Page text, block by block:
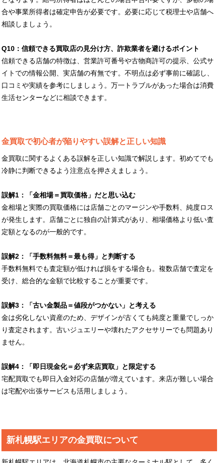
合や事業所得者は確定申告が必要です。必要に応じて税理士や店舗へ
相談しましょう。
Q10：信頼できる買取店の見分け方、詐欺業者を避けるポイント
信頼できる店舗の特徴は、営業許可番号や古物商許可の提示、公式サ
イトでの情報公開、実店舗の有無です。不明点は必ず事前に確認し、
口コミや実績を参考にしましょう。万一トラブルがあった場合は消費
生活センターなどに相談できます。
金買取で初心者が陥りやすい誤解と正しい知識
金買取に関するよくある誤解を正しい知識で解説します。初めてでも
冷静に判断できるよう注意点を押さえましょう。
誤解1：「金相場＝買取価格」だと思い込む
金相場と実際の買取価格には店舗ごとのマージンや手数料、純度ロス
が発生します。店舗ごとに独自の計算式があり、相場価格より低い査
定額となるのが一般的です。
誤解2：「手数料無料＝最も得」と判断する
手数料無料でも査定額が低ければ損をする場合も。複数店舗で査定を
受け、総合的な金額で比較することが重要です。
誤解3：「古い金製品＝値段がつかない」と考える
金は劣化しない資産のため、デザインが古くても純度と重量でしっか
り査定されます。古いジュエリーや壊れたアクセサリーでも問題あり
ません。
誤解4：「即日現金化＝必ず来店買取」と限定する
宅配買取でも即日入金対応の店舗が増えています。来店が難しい場合
は宅配や出張サービスも活用しましょう。
新札幌駅エリアの金買取について